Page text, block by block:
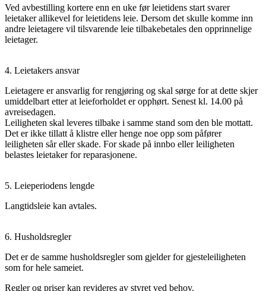
Ved avbestilling kortere enn en uke før leietidens start svarer
leietaker allikevel for leietidens leie. Dersom det skulle komme inn
andre leietagere vil tilsvarende leie tilbakebetales den opprinnelige
leietager.
4. Leietakers ansvar
Leietagere er ansvarlig for rengjøring og skal sørge for at dette skjer
umiddelbart etter at leieforholdet er opphørt. Senest kl. 14.00 på
avreisedagen.
Leiligheten skal leveres tilbake i samme stand som den ble mottatt.
Det er ikke tillatt å klistre eller henge noe opp som påfører
leiligheten sår eller skade. For skade på innbo eller leiligheten
belastes leietaker for reparasjonene.
5. Leieperiodens lengde
Langtidsleie kan avtales.
6. Husholdsregler
Det er de samme husholdsregler som gjelder for gjesteleiligheten
som for hele sameiet.
Regler og priser kan revideres av styret ved behov.